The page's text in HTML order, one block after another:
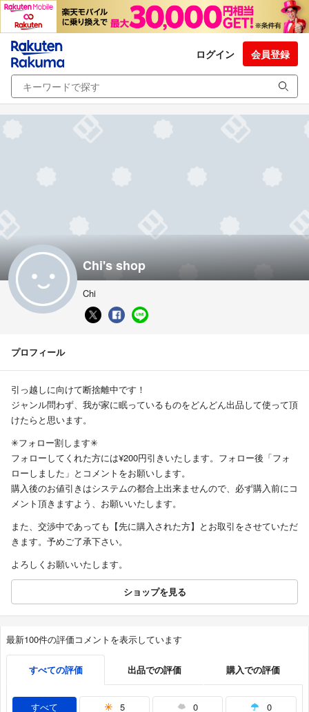
ログイン 会員登録
Chi's shop
Chi
プロフィール
引っ越しに向けて断捨離中です！
ジャンル問わず、我が家に眠っているものをどんどん出品して使って頂
けたらと思います。
✳︎フォロー割します✳︎
フォローしてくれた方には¥200円引きいたします。フォロー後「フォ
ローしました」とコメントをお願いします。
購入後のお値引きはシステムの都合上出来ませんので、必ず購入前にコ
メント頂きますよう、お願いいたします。
また、交渉中であっても【先に購入された方】とお取引をさせていただ
きます。予めご了承下さい。
よろしくお願いいたします。
ショップを見る
最新100件の評価コメントを表示しています
すべての評価 出品での評価 購入での評価
すべて 5 0 0